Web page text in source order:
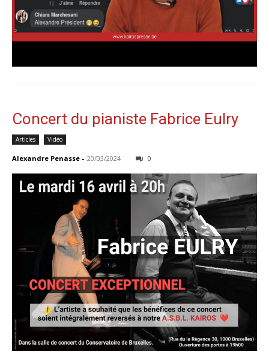
Concert du pianiste Fabrice Eulry
Articles Vidéo
Alexandre Penasse - 20/03/2024 0